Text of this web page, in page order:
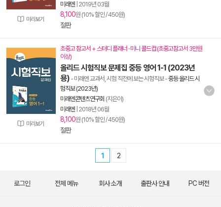
미리보기
미래엔 2019년 03월
8,100원 (10% 할인 / 450원)
절판
미리보기
초중고 참고서 + 스터디 플래너 · 미니 콜드컵 (초중고참고서 3만원
이상)
올리드 시험직보 문제집 중등 영어 1-1 (2023년
용) - 미래엔 교과서, 시험 직전에 보는 시험직보-중등 올리드 시
험직보 (2023년)
미래엔콘텐츠연구회 (지은이)
미래엔 2018년 06월
8,100원 (10% 할인 / 450원)
절판
1 2
로그인 전체 메뉴 회사 소개 출판사 안내 PC 버전